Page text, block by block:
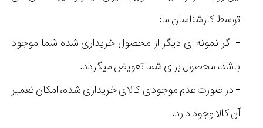
توسط کارشناسان ما:
- اگر نمونه ای دیگر از محصول خریداری شده شما موجود
باشد، محصول برای شما تعویض میگردد.
- در صورت عدم موجودی کالای خریداری شده، امکان تعمیر
آن کالا وجود دارد.